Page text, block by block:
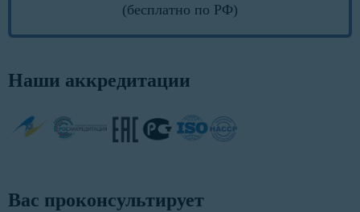
(бесплатно по РФ)
Наши аккредитации
Вас проконсультирует